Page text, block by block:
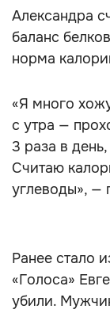
Александра
баланс
норма
«Я много
с утра —
3 раза в
Считаю
углеводы», —
Ранее стало
«Голоса»
убили.